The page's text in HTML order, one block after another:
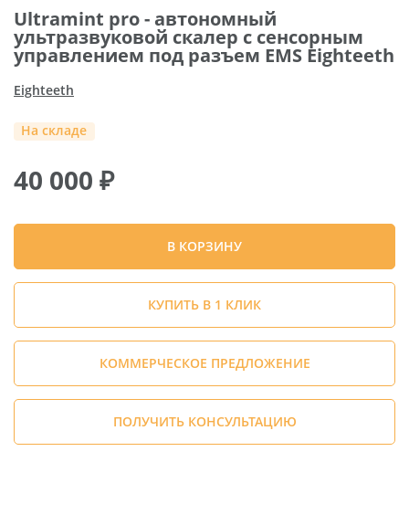
Ultramint pro - автономный
ультразвуковой скалер с сенсорным
управлением под разъем EMS Eighteeth
Eighteeth
На складе
40 000 ₽
В КОРЗИНУ
КУПИТЬ В 1 КЛИК
КОММЕРЧЕСКОЕ ПРЕДЛОЖЕНИЕ
ПОЛУЧИТЬ КОНСУЛЬТАЦИЮ